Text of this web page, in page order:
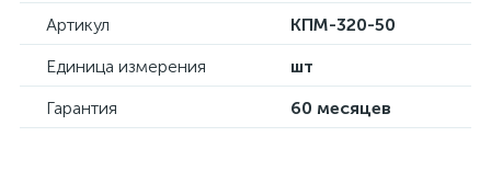
Артикул
КПМ-320-50
Единица измерения
шт
Гарантия
60 месяцев